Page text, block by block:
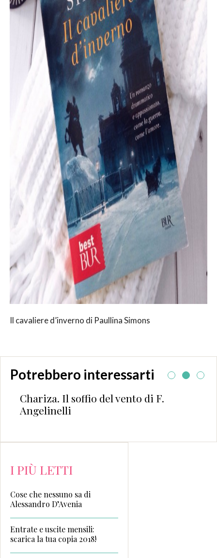
Il cavaliere d’inverno di Paullina Simons
Potrebbero interessarti
Chariza. Il soffio del vento di F.
Angelinelli
I PIÙ LETTI
Cose che nessuno sa di
Alessandro D’Avenia
Entrate e uscite mensili:
scarica la tua copia 2018!